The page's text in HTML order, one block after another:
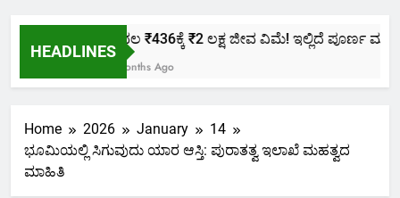
HEADLINES
ಕೇವಲ ₹436ಕ್ಕೆ ₹2 ಲಕ್ಷ ಜೀವ ವಿಮೆ! ಇಲ್ಲಿದೆ ಪೂರ್ಣ ಮಾಹಿತಿ.
2 Months Ago
Home 2026 January
14
ಭೂಮಿಯಲ್ಲಿ ಸಿಗುವುದು ಯಾರ ಆಸ್ತಿ: ಪುರಾತತ್ವ ಇಲಾಖೆ ಮಹತ್ವದ
ಮಾಹಿತಿ